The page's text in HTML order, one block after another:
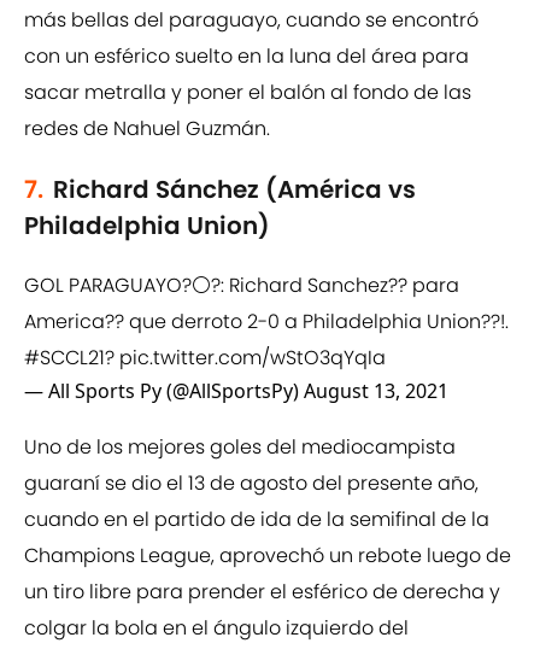
más bellas del paraguayo, cuando se encontró
con un esférico suelto en la luna del área para
sacar metralla y poner el balón al fondo de las
redes de Nahuel Guzmán.
7. Richard Sánchez (América vs
Philadelphia Union)
GOL PARAGUAYO?⚪?: Richard Sanchez?? para
America?? que derroto 2-0 a Philadelphia Union??!.
#SCCL21? pic.twitter.com/wStO3qYqIa
— All Sports Py (@AllSportsPy)August 13, 2021
Uno de los mejores goles del mediocampista
guaraní se dio el 13 de agosto del presente año,
cuando en el partido de ida de la semifinal de la
Champions League, aprovechó un rebote luego de
un tiro libre para prender el esférico de derecha y
colgar la bola en el ángulo izquierdo del